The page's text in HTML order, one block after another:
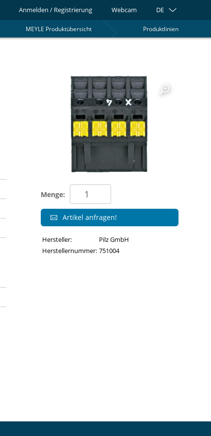
Anmelden / Registrierung Webcam DE
Produktlinien
MEYLE Produktübersicht
Menge:
Artikel anfragen!
Hersteller:
Pilz GmbH
Herstellernummer: 751004